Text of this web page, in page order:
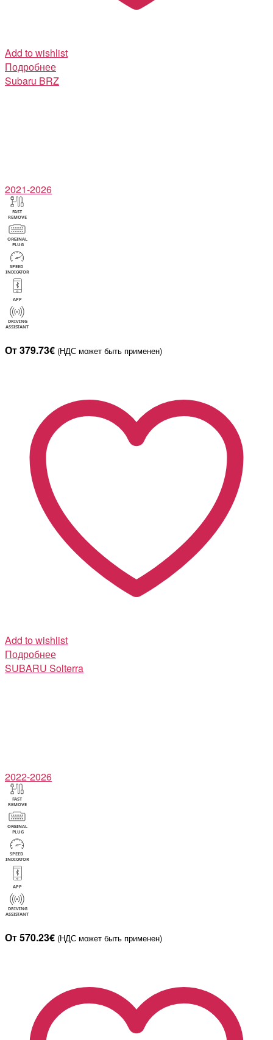
Add to wishlist
Подробнее
Subaru BRZ
2021-2026
От 379.73€ (НДС может быть применен)
Add to wishlist
Подробнее
SUBARU Solterra
2022-2026
От 570.23€ (НДС может быть применен)